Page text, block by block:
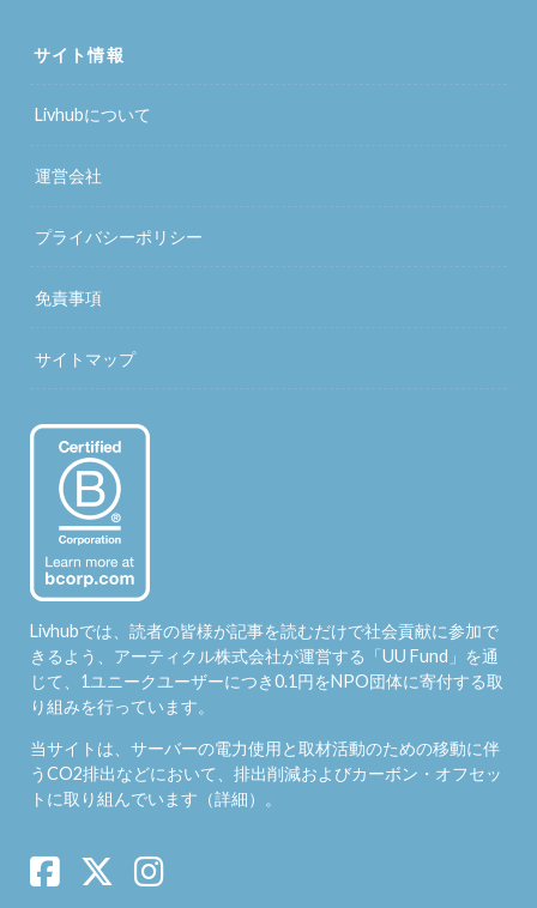
サイト情報
Livhubについて
運営会社
プライバシーポリシー
免責事項
サイトマップ
Livhubでは、読者の皆様が記事を読むだけで社会貢献に参加で
きるよう、アーティクル株式会社が運営する「UU Fund 」を通
じて、1ユニークユーザーにつき0.1円をNPO団体に寄付する取
り組みを行っています。
当サイトは、サーバーの電力使用と取材活動のための移動に伴
うCO2排出などにおいて、排出削減およびカーボン・オフセッ
トに取り組んでいます（詳細）。